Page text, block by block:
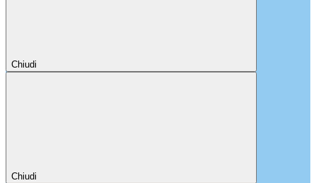
Chiudi
Chiudi